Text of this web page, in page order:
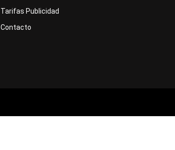
Tarifas Publicidad
Contacto